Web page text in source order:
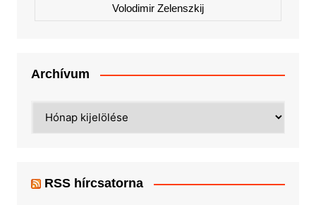
Volodimir Zelenszkij
Archívum
RSS hírcsatorna